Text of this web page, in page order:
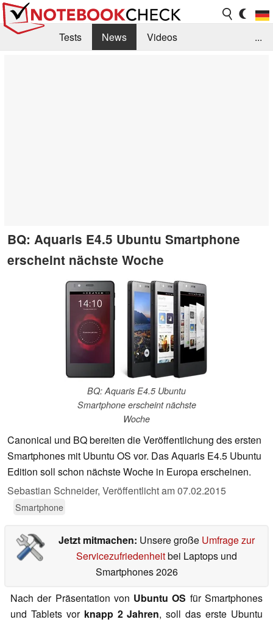
Tests News
Videos
...
BQ: Aquaris E4.5 Ubuntu Smartphone
erscheint nächste Woche
BQ: Aquaris E4.5 Ubuntu
Smartphone erscheint nächste
Woche
Canonical und BQ bereiten die Veröffentlichung des ersten
Smartphones mit Ubuntu OS vor. Das Aquaris E4.5 Ubuntu
Edition soll schon nächste Woche in Europa erscheinen.
Sebastian Schneider, Veröffentlicht am07.02.2015
Smartphone
Jetzt mitmachen: Unsere große Umfrage zur
Servicezufriedenheitbei Laptops und
Smartphones 2026
Nach der Präsentation von Ubuntu OS für Smartphones
und Tablets vor knapp 2 Jahren, soll das erste Ubuntu